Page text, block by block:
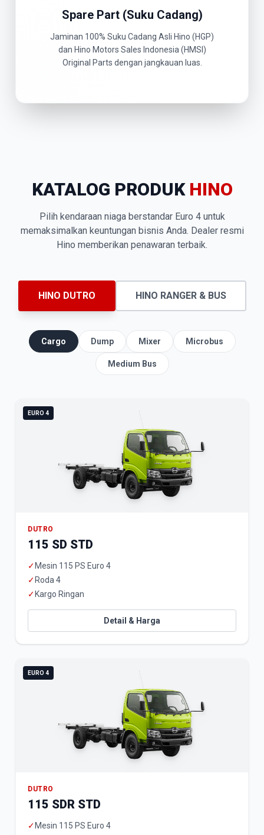
Spare Part (Suku Cadang)
Jaminan 100% Suku Cadang Asli Hino (HGP)
dan Hino Motors Sales Indonesia (HMSI)
Original Parts dengan jangkauan luas.
KATALOG PRODUK HINO
Pilih kendaraan niaga berstandar Euro 4 untuk
memaksimalkan keuntungan bisnis Anda. Dealer resmi
Hino memberikan penawaran terbaik.
HINO DUTRO HINO RANGER & BUS
Cargo Dump Mixer Microbus
Medium Bus
EURO 4
DUTRO
115 SD STD
✓ Mesin 115 PS Euro 4
✓ Roda 4
✓ Kargo Ringan
Detail & Harga
EURO 4
DUTRO
115 SDR STD
✓ Mesin 115 PS Euro 4